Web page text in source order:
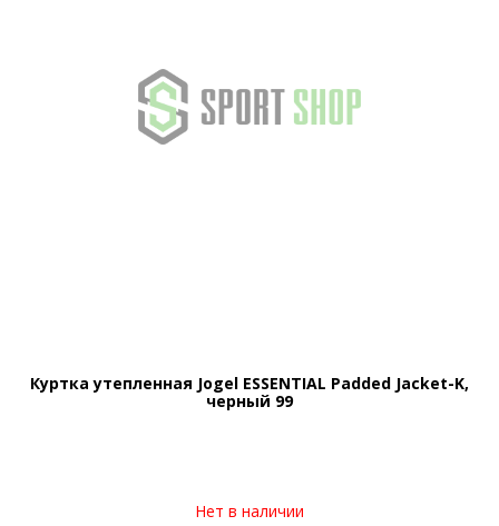
Куртка утепленная Jogel ESSENTIAL Padded Jacket-K,
черный 99
Нет в наличии